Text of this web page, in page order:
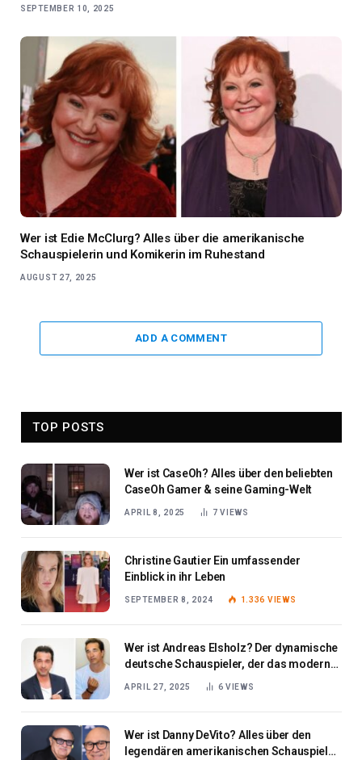
SEPTEMBER 10, 2025
Wer ist Edie McClurg? Alles über die amerikanische
Schauspielerin und Komikerin im Ruhestand
AUGUST 27, 2025
ADD A COMMENT
TOP POSTS
Wer ist CaseOh? Alles über den beliebten
CaseOh Gamer & seine Gaming-Welt
APRIL 8, 2025 7VIEWS
Christine Gautier Ein umfassender
Einblick in ihr Leben
SEPTEMBER 8, 2024 1.336 VIEWS
Wer ist Andreas Elsholz? Der dynamische
deutsche Schauspieler, der das moderne
APRIL 27, 2025 6 VIEWS
Wer ist Danny DeVito? Alles über den
legendären amerikanischen Schauspieler